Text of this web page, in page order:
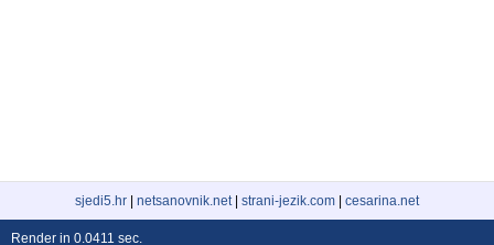
sjedi5.hr netsanovnik.net| strani-jezik.com cesarina.net
Render in 0.0411 sec.